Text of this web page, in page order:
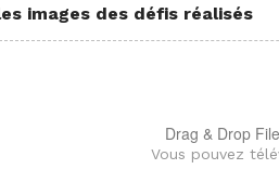
images des défis réalisés
Drag & Drop
Vous pouvez